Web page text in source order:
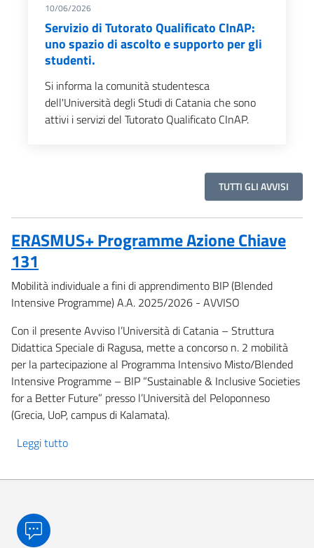
10/06/2026
Servizio di Tutorato Qualificato CInAP:
uno spazio di ascolto e supporto per gli
studenti.
Si informa la comunità studentesca
dell'Università degli Studi di Catania che sono
attivi i servizi del Tutorato Qualificato CInAP.
TUTTI GLI AVVISI
ERASMUS+ Programme Azione Chiave
131
Mobilità individuale a fini di apprendimento BIP (Blended
Intensive Programme) A.A. 2025/2026 - AVVISO
Con il presente Avviso l’Università di Catania – Struttura
Didattica Speciale di Ragusa, mette a concorso n. 2 mobilità
per la partecipazione al Programma Intensivo Misto/Blended
Intensive Programme – BIP “Sustainable & Inclusive Societies
for a Better Future” presso l’Università del Peloponneso
(Grecia, UoP, campus di Kalamata).
Leggi tutto